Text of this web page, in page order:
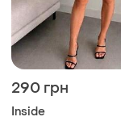
290 грн
Inside